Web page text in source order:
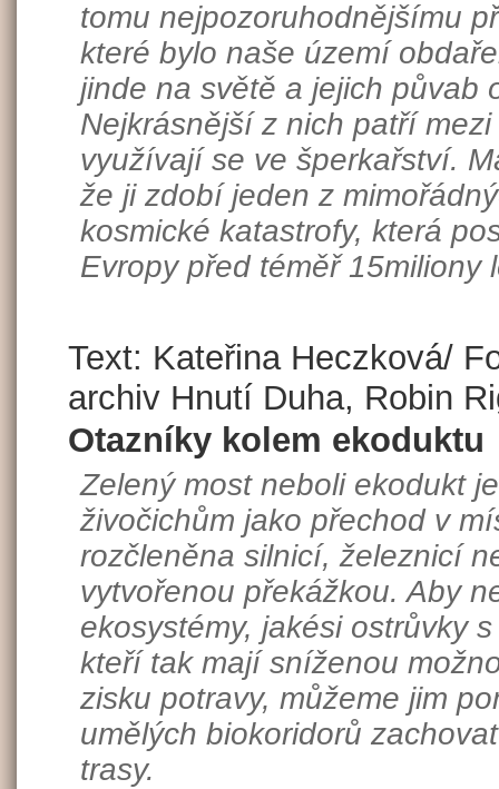
tomu nejpozoruhodnějšímu
které bylo naše území
jinde na světě a jejich půvab
Nejkrásnější z nich patří
využívají se ve šperkařství.
že ji zdobí jeden z
kosmické katastrofy, která
Evropy před téměř 15miliony
Text: Kateřina Heczková/
archiv Hnutí Duha, Robin
Otazníky kolem ekoduktu
Zelený most neboli ekodukt
živočichům jako přechod v
rozčleněna silnicí, železnicí
vytvořenou překážkou. Aby
ekosystémy, jakési ostrůvky
kteří tak mají sníženou
zisku potravy, můžeme jim
umělých biokoridorů
trasy.